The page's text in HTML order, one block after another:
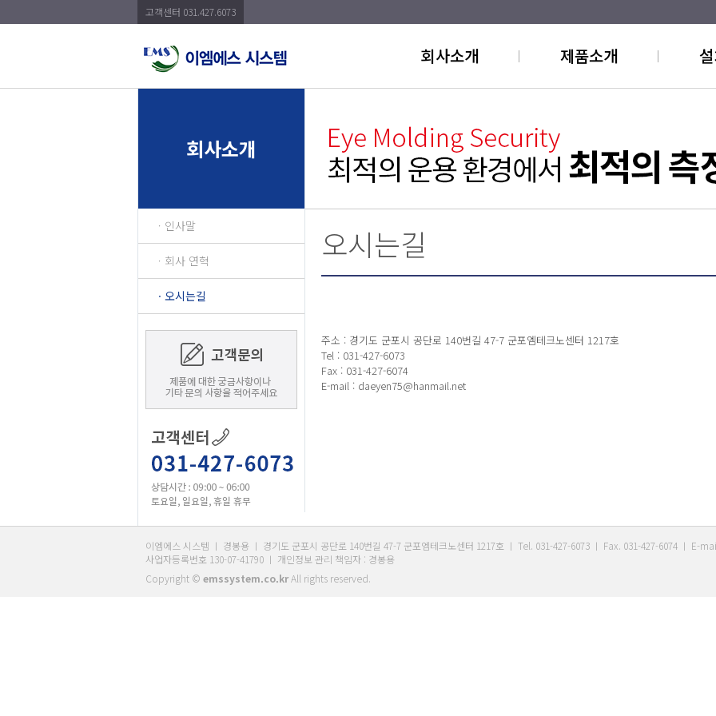
고객센터 031.427.6073
회사소개 제품소개
회사소개
ㆍ인사말
ㆍ회사 연혁
ㆍ오시는길
오시는길
주소 : 경기도 군포시 공단로 140번길 47-7 군포엠테크노센터 1217호
Tel : 031-427-6073
Fax : 031-427-6074
E-mail : daeyen75@hanmail.net
이엠에스 시스템 ㅣ 경봉용 ㅣ 경기도 군포시 공단로 140번길 47-7 군포엠테크노센터 1217호 ㅣ Tel. 031-427-6073 ㅣ Fax. 031-427-6074 ㅣ
사업자등록번호 130-07-41790 ㅣ 개인정보 관리 책임자 : 경봉용
Copyright © emssystem.co.krAll rights reserved.